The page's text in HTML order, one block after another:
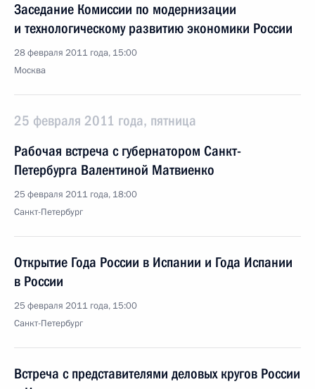
Заседание Комиссии по модернизации
и технологическому развитию экономики России
28 февраля 2011 года, 15:00
Москва
25 февраля 2011 года, пятница
Рабочая встреча с губернатором Санкт-
Петербурга Валентиной Матвиенко
25 февраля 2011 года, 18:00
Санкт-Петербург
Открытие Года России в Испании и Года Испании
в России
25 февраля 2011 года, 15:00
Санкт-Петербург
Встреча с представителями деловых кругов России